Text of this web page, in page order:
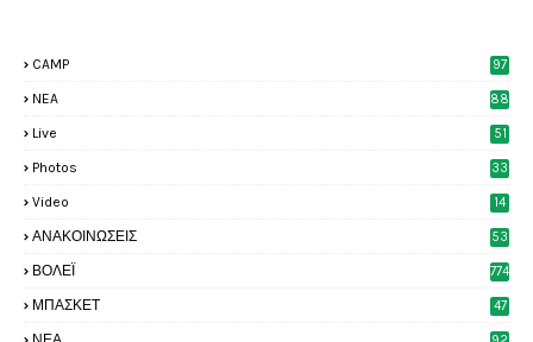
CAMP 97
NEA 88
Live 51
Photos
33
Video
14
ΑΝΑΚΟΙΝΩΣΕΙΣ
53
ΒΟΛΕΪ 774
ΜΠΑΣΚΕΤ
47